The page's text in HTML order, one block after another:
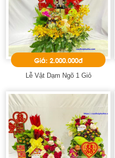
Giá: 2.000.000đ
Lễ Vật Dạm Ngõ 1 Giỏ